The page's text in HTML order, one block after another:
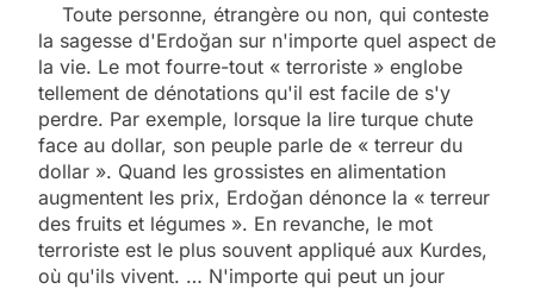
Toute personne, étrangère ou non, qui conteste
la sagesse d'Erdoğan sur n'importe quel aspect de
la vie. Le mot fourre-tout « terroriste » englobe
tellement de dénotations qu'il est facile de s'y
perdre. Par exemple, lorsque la lire turque chute
face au dollar, son peuple parle de « terreur du
dollar ». Quand les grossistes en alimentation
augmentent les prix, Erdoğan dénonce la « terreur
des fruits et légumes ». En revanche, le mot
terroriste est le plus souvent appliqué aux Kurdes,
où qu'ils vivent. … N'importe qui peut un jour